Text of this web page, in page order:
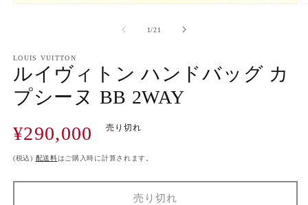
で
メ
デ
ィ
ア
を
開
く
1/の
21
LOUIS VUITTON
ルイヴィトン ハンドバッグ カ
プシーヌ BB 2WAY
通
常
価
¥290,000 売り切れ
(税込) 配送料はご購入時に計算されます。
売り切れ